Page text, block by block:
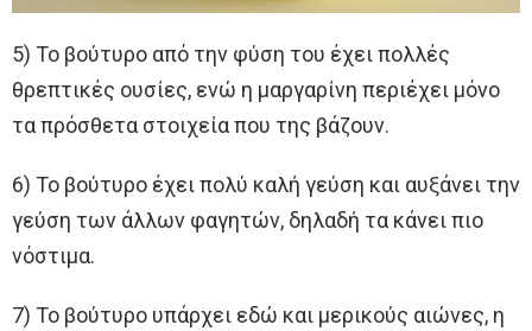
5) Το βούτυρο από την φύση του έχει πολλές
θρεπτικές ουσίες, ενώ η μαργαρίνη περιέχει μόνο
τα πρόσθετα στοιχεία που της βάζουν.
6) Το βούτυρο έχει πολύ καλή γεύση και αυξάνει την
γεύση των άλλων φαγητών, δηλαδή τα κάνει πιο
νόστιμα.
7) Το βούτυρο υπάρχει εδώ και μερικούς αιώνες, η